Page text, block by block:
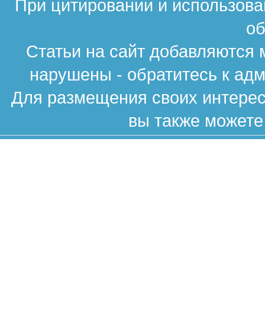
При цитировании и
Статьи на сайт
нарушены - обратитесь к
Для размещения своих
вы также